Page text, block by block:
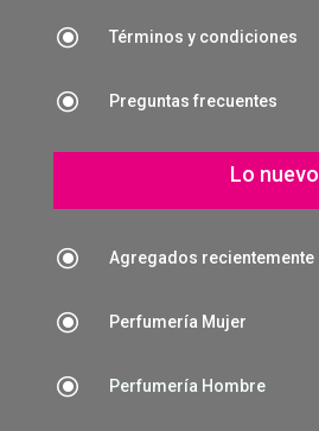
\ Términos y condiciones
\ Preguntas frecuentes
Lo nuevo
\ Agregados recientemente
\ Perfumería Mujer
\ Perfumería Hombre